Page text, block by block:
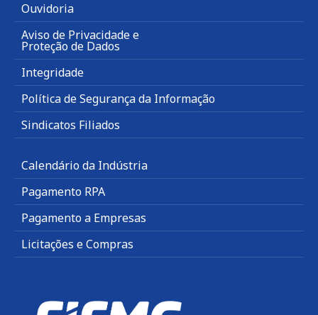
Ouvidoria
Aviso de Privacidade e
Proteção de Dados
Integridade
Política de Segurança da Informação
Sindicatos Filiados
Calendário da Indústria
Pagamento RPA
Pagamento a Empresas
Licitações e Compras